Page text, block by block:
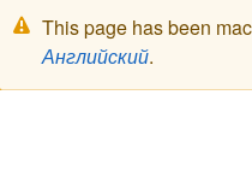
This page has been
Английский.